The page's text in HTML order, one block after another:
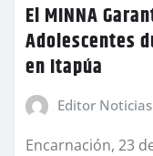
El MINNA
Adolescentes
en Itapúa
Editor Noticias
Encarnación, 23